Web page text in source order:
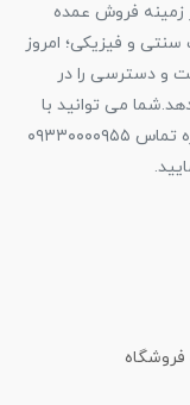
زمینه فروش عمده
و فیزیکی؛ امروز
و دسترسی را در
می توانید با
ثبت نام به عنوان همکار و احراز هویت به شماره تماس ۰۹۳۳۰۰۰۰۹۵۵